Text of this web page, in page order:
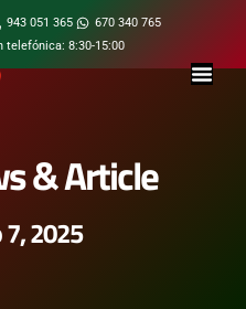
943 051 365
670 340 765
telefónica: 8:30-15:00
& Article
2025